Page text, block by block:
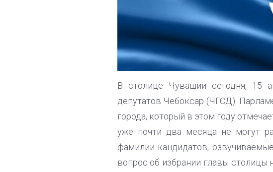
В столице Чувашии сегодня, 15
депутатов Чебоксар (ЧГСД).
города, который в этом году
уже почти два месяца не могут
фамилии кандидатов,
вопрос об избрании главы столицы